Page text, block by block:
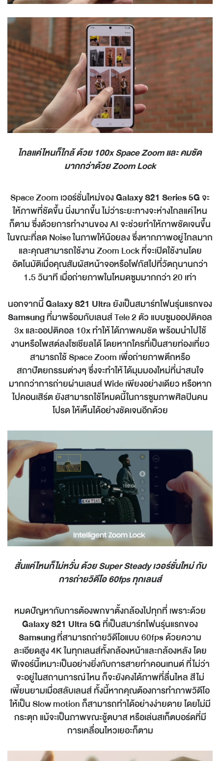
ไกลแค่ไหนก็ใกล้ ด้วย100x Space Zoomและ คมชัด
มากกว่าด้วยZoom Lock
Space Zoom เวอร์ชั่นใหม่ของGalaxy S21 Series 5Gจะ
ให้ภาพที่ชัดขึ้น นิ่งมากขึ้น ไม่ว่าระยะทางจะห่างไกลแค่ไหน
ก็ตาม ซึ่งด้วยการทำงานของ AI จะช่วยทำให้ภาพชัดเจนขึ้น
ในขณะที่ลด Noise ในภาพให้น้อยลง ซึ่งหากภาพอยู่ไกลมาก
และคุณสามารถใช้งาน Zoom Lock ที่จะเปิดใช้งานโดย
อัตโนมัติเมื่อคุณสัมผัสหน้าจอหรือโฟกัสไปที่วัตถุนานกว่า
1.5 วินาที เมื่อถ่ายภาพในโหมดซูมมากกว่า 20 เท่า
นอกจากนี้Galaxy S21 Ultraยังเป็นสมาร์ทโฟนรุ่นแรกของ
Samsungที่มาพร้อมกับเลนส์ Tele 2 ตัว แบบซูมออปติคอล
3x และออปติคอล 10x ทำให้ได้ภาพคมชัด พร้อมนำไปใช้
งานหรือโพสต์ลงโซเชียลได้ โดยหากใครที่เป็นสายท่องเที่ยว
สามารถใช้ Space Zoom เพื่อถ่ายภาพตึกหรือ
สถาปัตยกรรมต่างๆ ซึ่งจะทำให้ได้มุมมองใหม่ที่น่าสนใจ
มากกว่าการถ่ายผ่านเลนส์ Wide เพียงอย่างเดียว หรือหาก
ไปคอนเสิร์ต ยังสามารถใช้โหมดนี้ในการซูมภาพศิลปินคน
โปรด ให้เห็นได้อย่างชัดเจนอีกด้วย
สั่นแค่ไหนก็ไม่หวั่น ด้วยSuper Steadyเวอร์ชั่นใหม่ กับ
การถ่ายวิดีโอ60fpsทุกเลนส์
หมดปัญหากับการต้องพกขาตั้งกล้องไปทุกที่ เพราะด้วย
Galaxy S21 Ultra 5G ที่เป็นสมาร์ทโฟนรุ่นแรกของ
Samsungที่สามารถถ่ายวิดีโอแบบ 60fps ด้วยความ
ละเอียดสูง 4K ในทุกเลนส์ทั้งกล้องหน้าและกล้องหลัง โดย
ฟีเจอร์นี้เหมาะเป็นอย่างยิ่งกับการสายทำคอนเทนต์ ที่ไม่ว่า
จะอยู่ในสถานการณ์ไหน ก็จะยังคงได้ภาพที่ลื่นไหล สีไม่
เพี้ยนยามเมื่อสลับเลนส์ ทั้งนี้หากคุณต้องการทำภาพวิดีโอ
ให้เป็น Slow motion ก็สามารถทำได้อย่างง่ายดาย โดยไม่มี
กระตุก แม้จะเป็นภาพขณะชู้ตบาส หรือเล่นสเก็ตบอร์ดที่มี
การเคลื่อนไหวเยอะก็ตาม